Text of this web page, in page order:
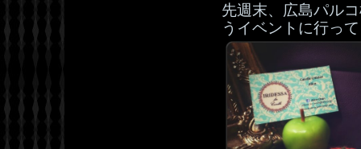
先週末、広島パル
うイベントに行っ